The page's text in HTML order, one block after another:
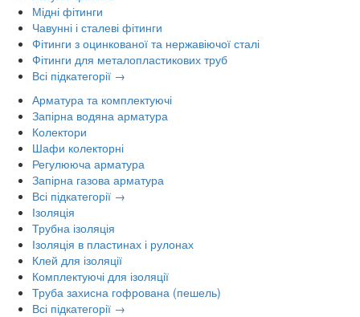
Мідні фітинги
Чавунні і сталеві фітинги
Фітинги з оцинкованої та нержавіючої сталі
Фітинги для металопластикових труб
Всі підкатегорії →
Арматура та комплектуючі
Запірна водяна арматура
Колектори
Шафи колекторні
Регулююча арматура
Запірна газова арматура
Всі підкатегорії →
Ізоляція
Трубна ізоляція
Ізоляція в пластинах і рулонах
Клей для ізоляції
Комплектуючі для ізоляції
Труба захисна гофрована (пешель)
Всі підкатегорії →